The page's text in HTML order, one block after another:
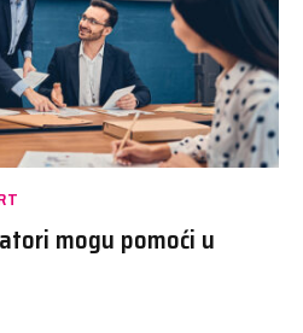
mogu pomoći u